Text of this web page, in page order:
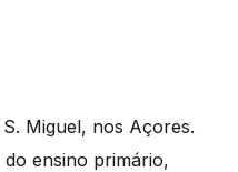
Miguel, nos Açores.
ensino primário,